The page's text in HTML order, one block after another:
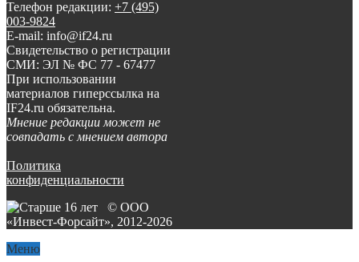
Телефон редакции: +7 (495)
003-9824
E-mail: info@if24.ru
Свидетельство о регистрации
СМИ: ЭЛ № ФС 77 - 67477
При использовании
материалов гиперссылка на
IF24.ru обязательна.
Мнение редакции может не
совпадать с мнением автора
Политика
конфиденциальности
© ООО
«Инвест-Форсайт», 2012-2026
Меню